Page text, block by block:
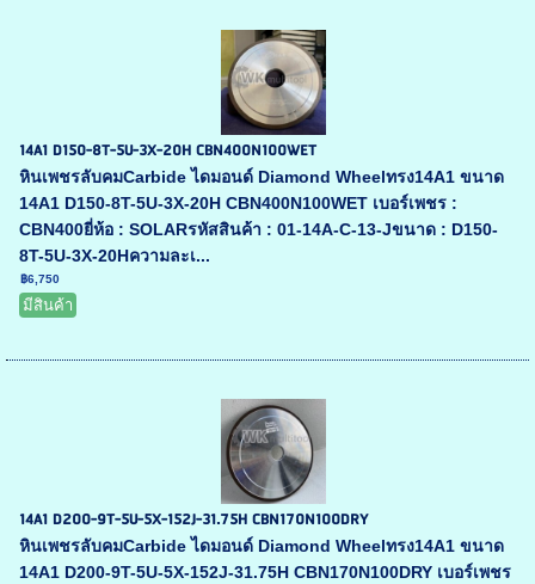
14A1 D150-8T-5U-3X-20H CBN400N100WET
หินเพชรลับคมCarbide ไดมอนด์ Diamond Wheelทรง14A1 ขนาด
14A1 D150-8T-5U-3X-20H CBN400N100WET เบอร์เพชร :
CBN400ยี่ห้อ : SOLARรหัสสินค้า : 01-14A-C-13-Jขนาด : D150-
8T-5U-3X-20Hความละเ...
฿6,750
มีสินค้า
14A1 D200-9T-5U-5X-152J-31.75H CBN170N100DRY
หินเพชรลับคมCarbide ไดมอนด์ Diamond Wheelทรง14A1 ขนาด
14A1 D200-9T-5U-5X-152J-31.75H CBN170N100DRY เบอร์เพชร